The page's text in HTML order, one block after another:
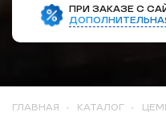
ПРИ ЗАКАЗЕ С
ГЛАВНАЯ - КАТАЛОГ -